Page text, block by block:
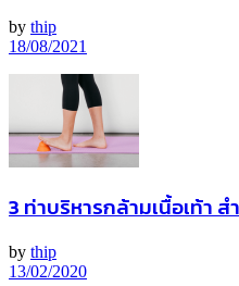
by thip
18/08/2021
3 ท่าบริหารกล้ามเนื้อเท้า
by thip
13/02/2020